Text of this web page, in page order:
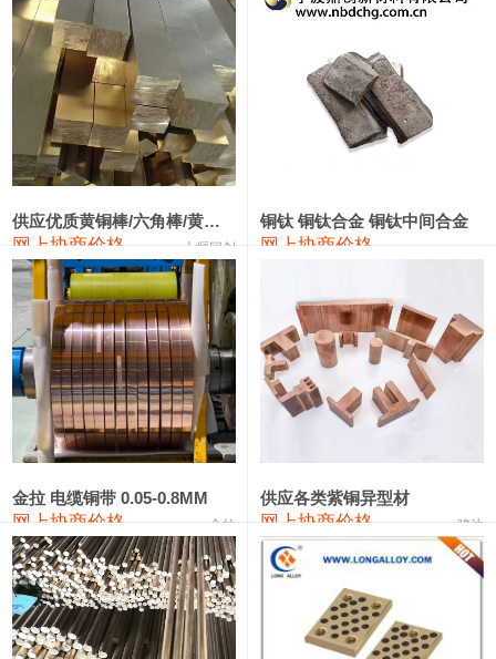
2202#硅 14,100—14,300
553#硅 9,200—9,400 9,300
3303#硅 10,300—10,500 10,400
441#硅 9,500—9,700
金属硅553#-331# 9,300—10,700 10,000 0
漆包线 111,610—115,610 113,610
磷铜合金 110,400—117,200 113,800 1,050
无氧铜丝(硬) 109,350—109,650 109,500
R410A专用紫铜管 113,340—113,340
铸造铝合金锭(A380） 26,200—26,400 26,300 100
铝合金ADC12 24,100—24,300 100
铸造铝合金锭(ZL102) 24,100—24,300 24,200
供应优质黄铜棒/六角棒/黄铜方板
网上协商价格 十堰同创
铜钛 铜钛合金 铜钛中间合金
网上协商价格
金拉 电缆铜带 0.05-0.8MM
网上协商价格 金拉
供应各类紫铜异型材
网上协商价格 骏达